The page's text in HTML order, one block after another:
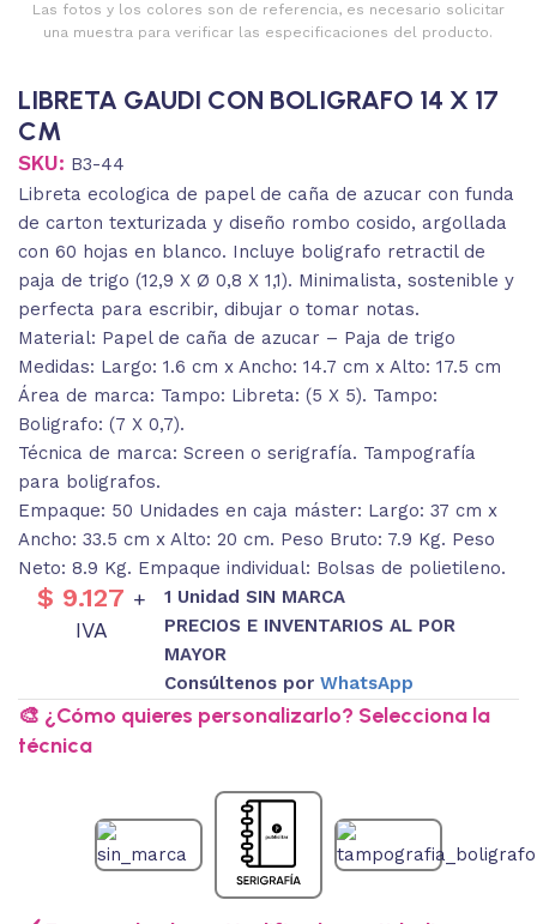
Las fotos y los colores son de referencia, es necesario solicitar
una muestra para verificar las especificaciones del producto.
LIBRETA GAUDI CON BOLIGRAFO 14 X 17
CM
SKU: B3-44
Libreta ecologica de papel de caña de azucar con funda
de carton texturizada y diseño rombo cosido, argollada
con 60 hojas en blanco. Incluye boligrafo retractil de
paja de trigo (12,9 X Ø 0,8 X 1,1). Minimalista, sostenible y
perfecta para escribir, dibujar o tomar notas.
Material: Papel de caña de azucar – Paja de trigo
Medidas: Largo: 1.6 cm x Ancho: 14.7 cm x Alto: 17.5 cm
Área de marca: Tampo: Libreta: (5 X 5). Tampo:
Boligrafo: (7 X 0,7).
Técnica de marca: Screen o serigrafía. Tampografía
para boligrafos.
Empaque: 50 Unidades en caja máster: Largo: 37 cm x
Ancho: 33.5 cm x Alto: 20 cm. Peso Bruto: 7.9 Kg. Peso
Neto: 8.9 Kg. Empaque individual: Bolsas de polietileno.
$ 9.127 +
IVA
1 Unidad SIN MARCA
PRECIOS E INVENTARIOS AL POR
MAYOR
Consúltenos porWhatsApp
🎨 ¿Cómo quieres personalizarlo? Selecciona la
técnica